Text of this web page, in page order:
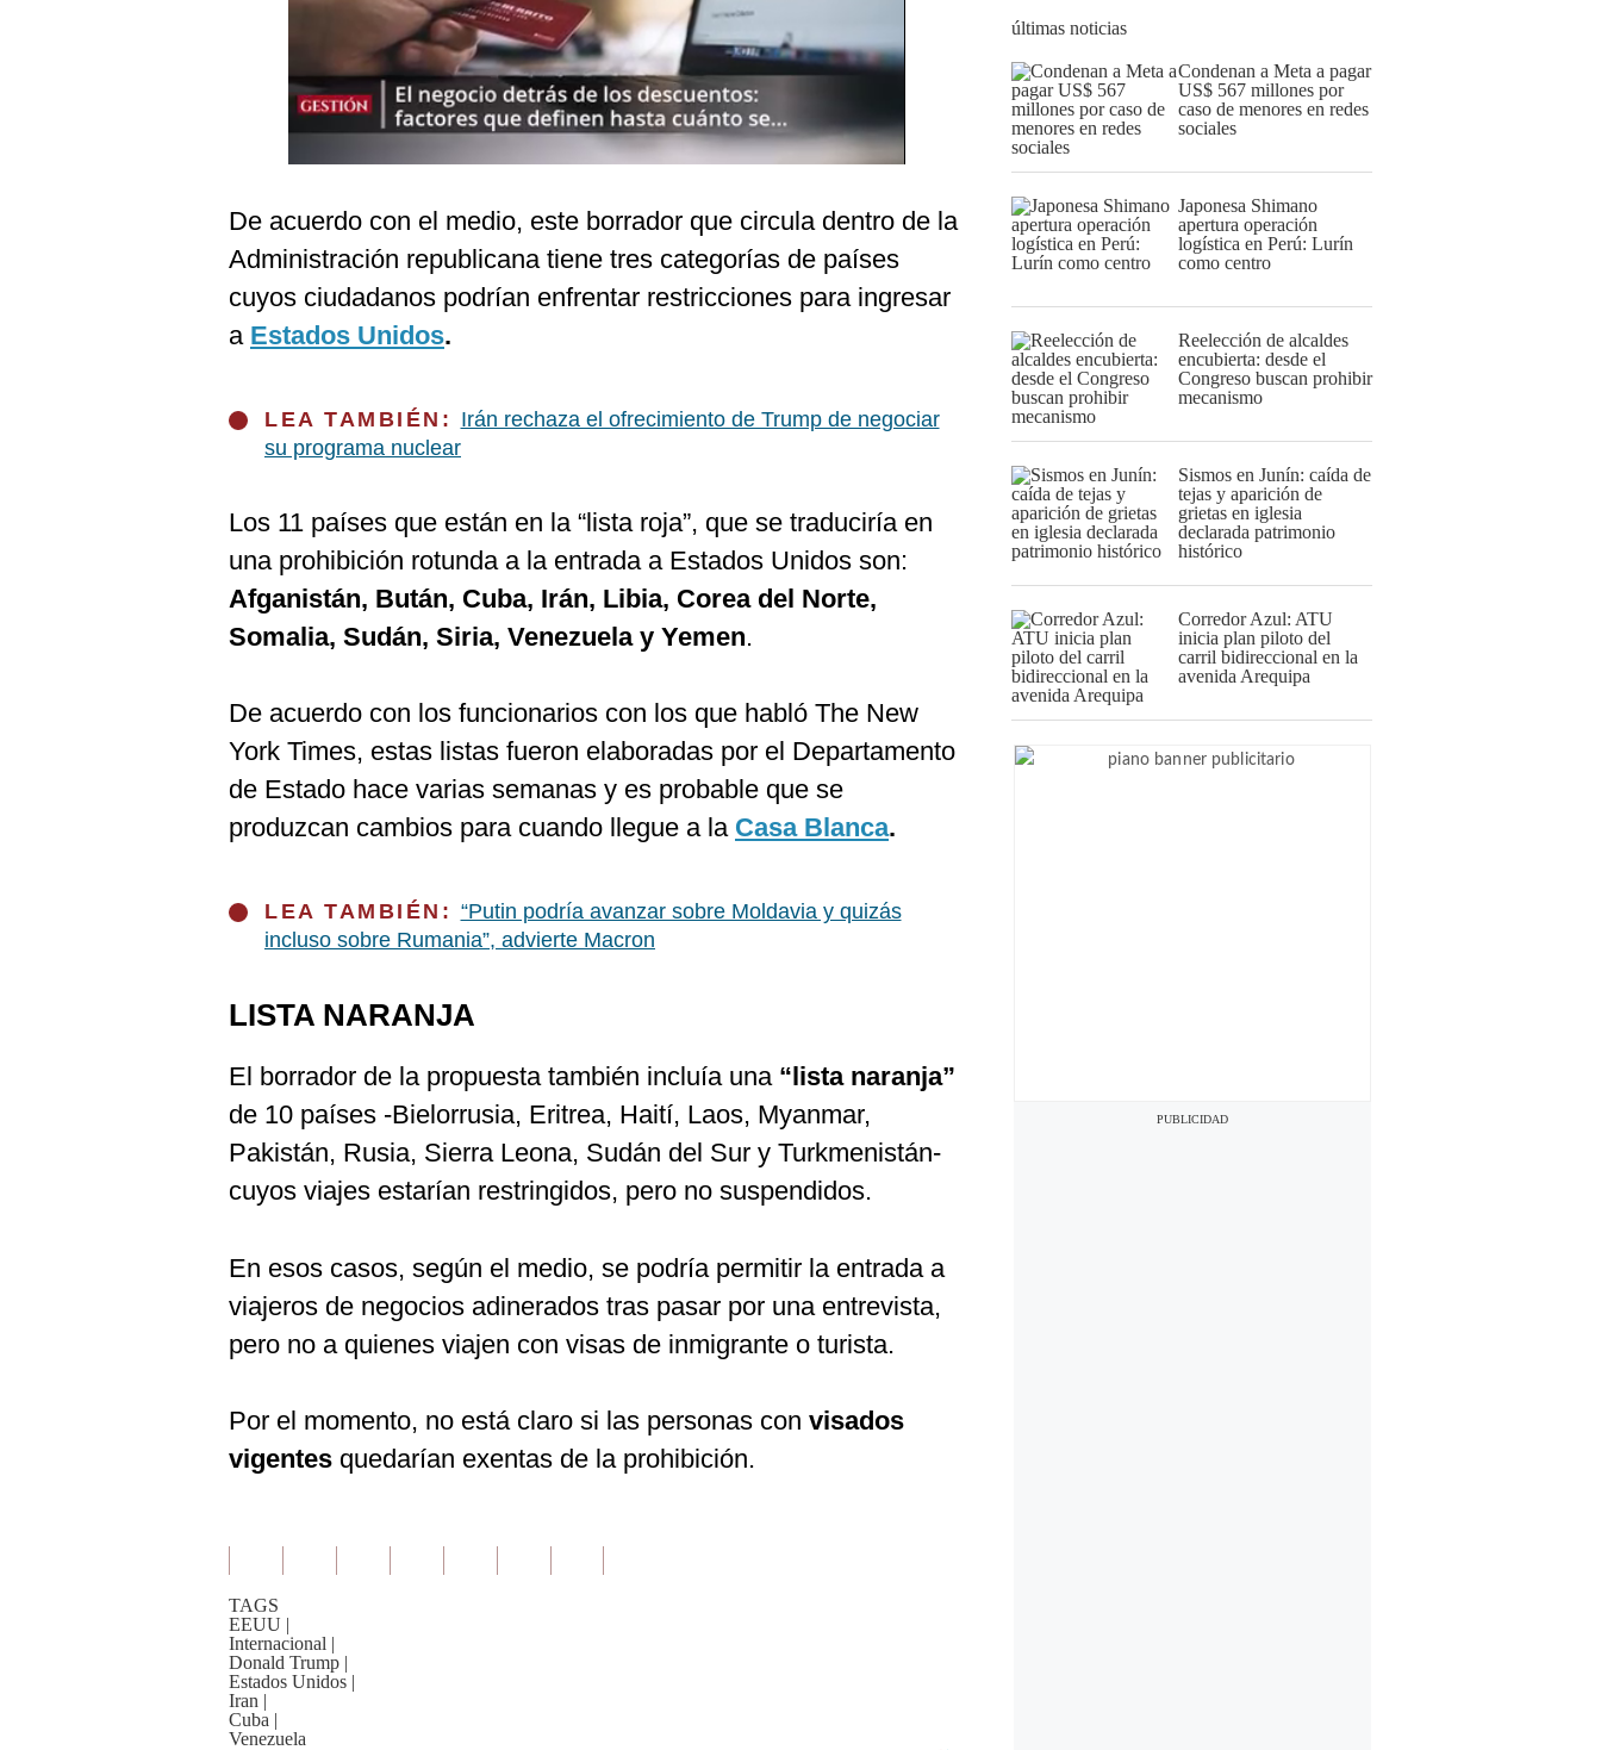
De acuerdo con el medio, este borrador que circula dentro de la
Administración republicana tiene tres categorías de países
cuyos ciudadanos podrían enfrentar restricciones para ingresar
a Estados Unidos.
LEA TAMBIÉN: Irán rechaza el ofrecimiento de Trump de negociar
su programa nuclear
Los 11 países que están en la “lista roja”, que se traduciría en
una prohibición rotunda a la entrada a Estados Unidos son:
Afganistán, Bután, Cuba, Irán, Libia, Corea del Norte,
Somalia, Sudán, Siria, Venezuela y Yemen.
De acuerdo con los funcionarios con los que habló The New
York Times, estas listas fueron elaboradas por el Departamento
de Estado hace varias semanas y es probable que se
produzcan cambios para cuando llegue a la Casa Blanca.
LEA TAMBIÉN: “Putin podría avanzar sobre Moldavia y quizás
incluso sobre Rumania”, advierte Macron
LISTA NARANJA
El borrador de la propuesta también incluía una “lista naranja”
de 10 países -Bielorrusia, Eritrea, Haití, Laos, Myanmar,
Pakistán, Rusia, Sierra Leona, Sudán del Sur y Turkmenistán-
cuyos viajes estarían restringidos, pero no suspendidos.
En esos casos, según el medio, se podría permitir la entrada a
viajeros de negocios adinerados tras pasar por una entrevista,
pero no a quienes viajen con visas de inmigrante o turista.
Por el momento, no está claro si las personas con visados
vigentes quedarían exentas de la prohibición.
TAGS
EEUU |
Internacional |
Donald Trump |
Estados Unidos |
Iran |
Cuba |
Venezuela
últimas noticias
Condenan a Meta a pagar
US$ 567 millones por
caso de menores en redes
sociales
Japonesa Shimano
apertura operación
logística en Perú: Lurín
como centro
Reelección de alcaldes
encubierta: desde el
Congreso buscan prohibir
mecanismo
Sismos en Junín: caída de
tejas y aparición de
grietas en iglesia
declarada patrimonio
histórico
Corredor Azul: ATU
inicia plan piloto del
carril bidireccional en la
avenida Arequipa